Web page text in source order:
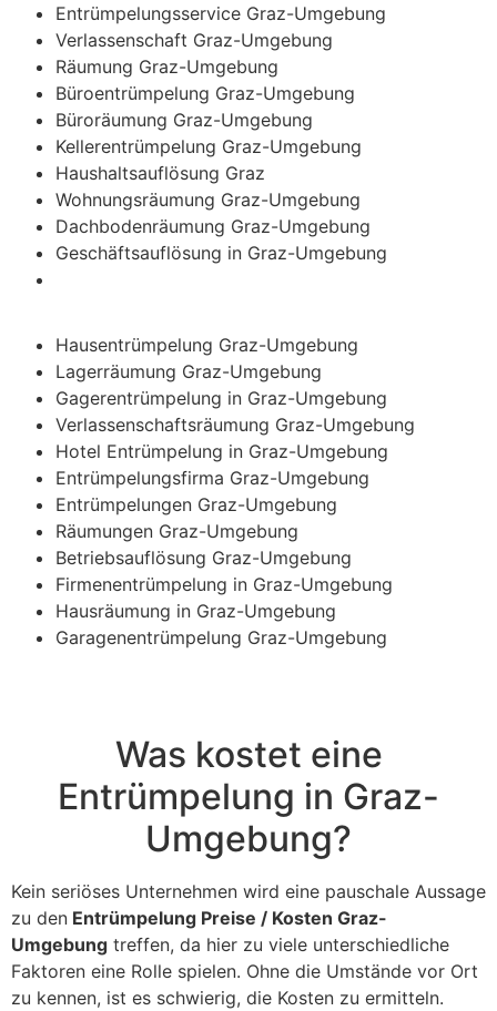
Entrümpelungsservice Graz-Umgebung
Verlassenschaft Graz-Umgebung
Räumung Graz-Umgebung
Büroentrümpelung Graz-Umgebung
Büroräumung Graz-Umgebung
Kellerentrümpelung Graz-Umgebung
Haushaltsauflösung Graz
Wohnungsräumung Graz-Umgebung
Dachbodenräumung Graz-Umgebung
Geschäftsauflösung in Graz-Umgebung
Hausentrümpelung Graz-Umgebung
Lagerräumung Graz-Umgebung
Gagerentrümpelung in Graz-Umgebung
Verlassenschaftsräumung Graz-Umgebung
Hotel Entrümpelung in Graz-Umgebung
Entrümpelungsfirma Graz-Umgebung
Entrümpelungen Graz-Umgebung
Räumungen Graz-Umgebung
Betriebsauflösung Graz-Umgebung
Firmenentrümpelung in Graz-Umgebung
Hausräumung in Graz-Umgebung
Garagenentrümpelung Graz-Umgebung
Was kostet eine
Entrümpelung in Graz-
Umgebung?
Kein seriöses Unternehmen wird eine pauschale Aussage
zu den Entrümpelung Preise / Kosten Graz-
Umgebung treffen, da hier zu viele unterschiedliche
Faktoren eine Rolle spielen. Ohne die Umstände vor Ort
zu kennen, ist es schwierig, die Kosten zu ermitteln.